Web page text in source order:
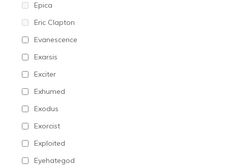
Epica
Eric Clapton
Evanescence
Exarsis
Exciter
Exhumed
Exodus
Exorcist
Exploited
Eyehategod